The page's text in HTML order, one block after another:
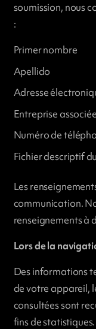
soumission, nous
:
Primer nombre
Apellido
Adresse
Entreprise
Numéro de
Fichier descriptif
Les
communication.
renseignements à
Lors de la
Des informations
de votre appareil,
consultées sont
fins de statistiques.